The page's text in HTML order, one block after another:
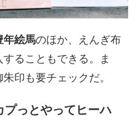
年絵馬のほか、えんぎ布
ることもできる。ま
印も要チェックだ。
っとやってヒーハ